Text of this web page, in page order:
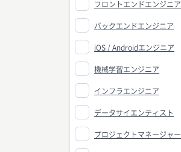
フロントエンドエンジニア
バックエンドエンジニア
iOS / Androidエンジニア
機械学習エンジニア
インフラエンジニア
データサイエンティスト
プロジェクトマネージャー